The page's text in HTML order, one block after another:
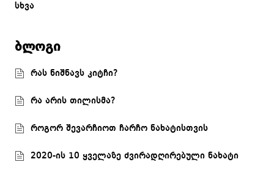
სხვა
ბლოგი
რას ნიშნავს კიტჩი?
რა არის თილისმა?
როგორ შევარჩიოთ ჩარჩო ნახატისთვის
2020-ის 10 ყველაზე ძვირადღირებული ნახატი